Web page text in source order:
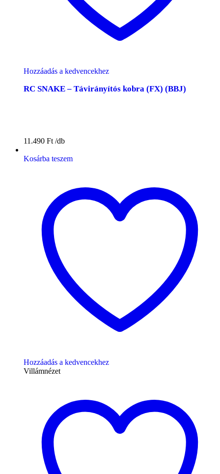
Hozzáadás a kedvencekhez
RC SNAKE – Távirányítós kobra (FX) (BBJ)
11.490 Ft
Kosárba teszem
Hozzáadás a kedvencekhez
Villámnézet